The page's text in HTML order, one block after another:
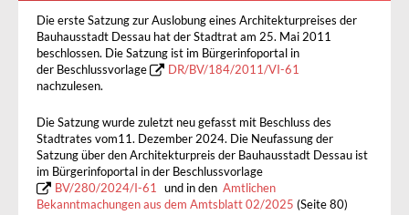
Die erste Satzung zur Auslobung eines Architekturpreises der
Bauhausstadt Dessau hat der Stadtrat am 25. Mai 2011
beschlossen. Die Satzung ist im Bürgerinfoportal in
der Beschlussvorlage
DR/BV/184/2011/VI-61
nachzulesen.
Die Satzung wurde zuletzt neu gefasst mit Beschluss des
Stadtrates vom11. Dezember 2024. Die Neufassung der
Satzung über den Architekturpreis der Bauhausstadt Dessau ist
im Bürgerinfoportal in der Beschlussvorlage
BV/280/2024/I-61 und in den Amtlichen
Bekanntmachungen aus dem Amtsblatt 02/2025 (Seite 80)